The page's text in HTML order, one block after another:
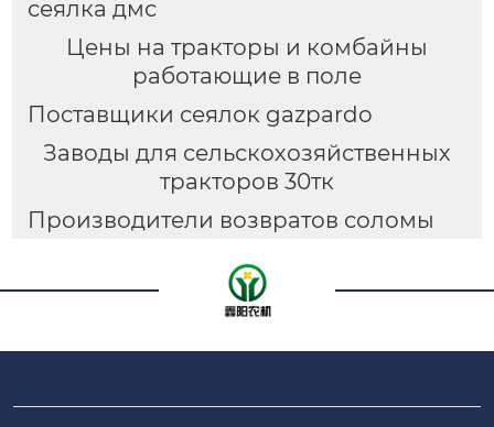
сеялка дмс
Цены на тракторы и комбайны
работающие в поле
Поставщики сеялок gazpardo
Заводы для сельскохозяйственных
тракторов 30тк
Производители возвратов соломы